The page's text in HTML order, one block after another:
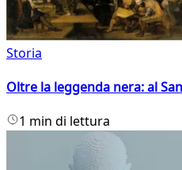
Storia
Oltre la leggenda nera: al
1 min di lettura